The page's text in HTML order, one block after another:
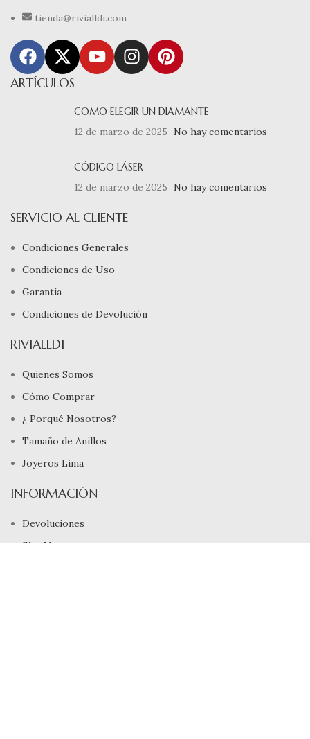
tienda@rivialldi.com
ARTÍCULOS
COMO ELEGIR UN DIAMANTE
12 de marzo de 2025
No hay comentarios
CÓDIGO LÁSER
12 de marzo de 2025
No hay comentarios
SERVICIO AL CLIENTE
Condiciones Generales
Condiciones de Uso
Garantía
Condiciones de Devolución
RIVIALLDI
Quienes Somos
Cómo Comprar
¿ Porqué Nosotros?
Tamaño de Anillos
Joyeros Lima
INFORMACIÓN
Devoluciones
Site Map